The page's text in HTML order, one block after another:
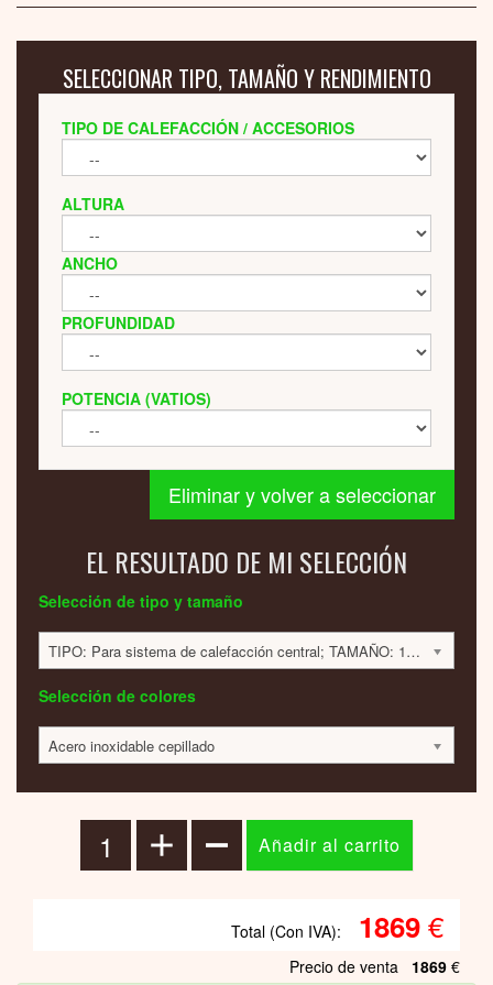
SELECCIONAR TIPO, TAMAÑO Y RENDIMIENTO
TIPO DE CALEFACCIÓN / ACCESORIOS
ALTURA
ANCHO
PROFUNDIDAD
POTENCIA (VATIOS)
Eliminar y volver a seleccionar
EL RESULTADO DE MI SELECCIÓN
Selección de tipo y tamaño
TIPO: Para sistema de calefacción central; TAMAÑO: 1663x381x47mm; 608 VATIOS; 1870 EUR
Selección de colores
Acero inoxidable cepillado
Total (Con IVA): 1869€
Precio de venta 1869 €